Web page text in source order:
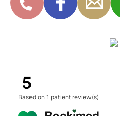
5
Based on 1 patient review(s)